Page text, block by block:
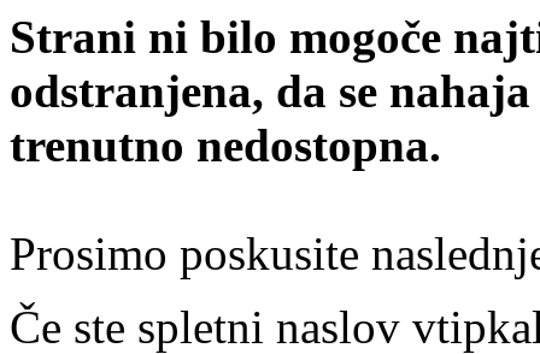
Strani ni bilo mogoče
odstranjena, da se
trenutno nedostopna.
Prosimo poskusite
Če ste spletni naslov